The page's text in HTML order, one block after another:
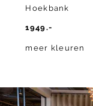
Hoekbank
1949.-
meer kleuren